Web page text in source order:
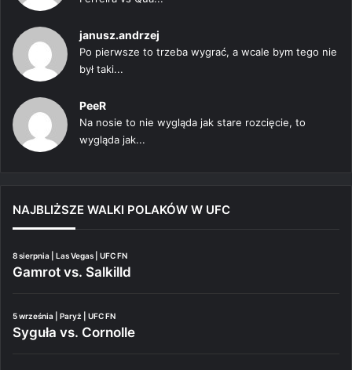
janusz.andrzej
Po pierwsze to trzeba wygrać, a wcale bym tego nie
był taki...
PeeR
Na nosie to nie wygląda jak stare rozcięcie, to
wygląda jak...
NAJBLIŻSZE WALKI POLAKÓW W UFC
8 sierpnia | Las Vegas | UFC FN
Gamrot vs. Salkilld
5 września | Paryż | UFC FN
Syguła vs. Cornolle